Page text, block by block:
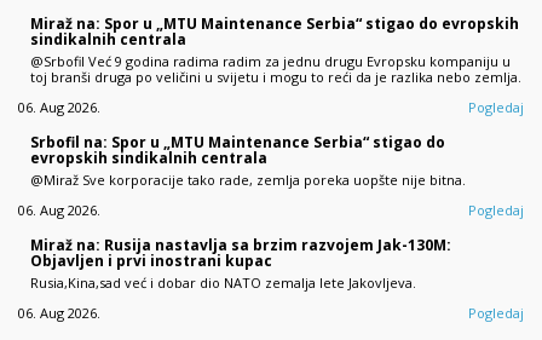
Miraž na: Spor u „MTU Maintenance Serbia“ stigao do evropskih
sindikalnih centrala
@Srbofil Već 9 godina radima radim za jednu drugu Evropsku kompaniju u
toj branši druga po veličini u svijetu i mogu to reći da je razlika nebo zemlja.
06. Aug 2026.
Pogledaj
Srbofil na: Spor u „MTU Maintenance Serbia“ stigao do
evropskih sindikalnih centrala
@Miraž Sve korporacije tako rade, zemlja poreka uopšte nije bitna.
06. Aug 2026.
Pogledaj
Miraž na: Rusija nastavlja sa brzim razvojem Jak-130M:
Objavljen i prvi inostrani kupac
Rusia,Kina,sad već i dobar dio NATO zemalja lete Jakovljeva.
06. Aug 2026.
Pogledaj